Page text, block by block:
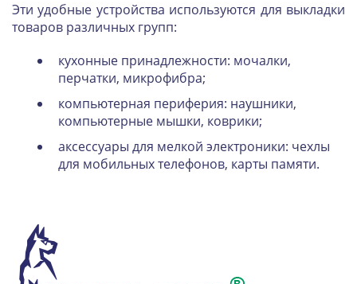
Эти удобные устройства используются для выкладки
товаров различных групп:
кухонные принадлежности: мочалки,
перчатки, микрофибра;
компьютерная периферия: наушники,
компьютерные мышки, коврики;
аксессуары для мелкой электроники: чехлы
для мобильных телефонов, карты памяти.